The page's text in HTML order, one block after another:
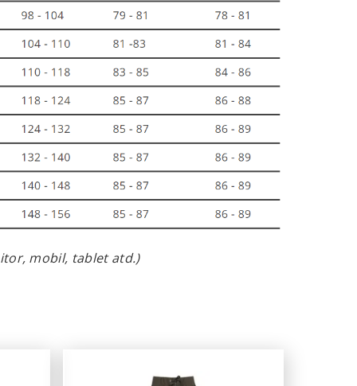
mobil, tablet atd.)